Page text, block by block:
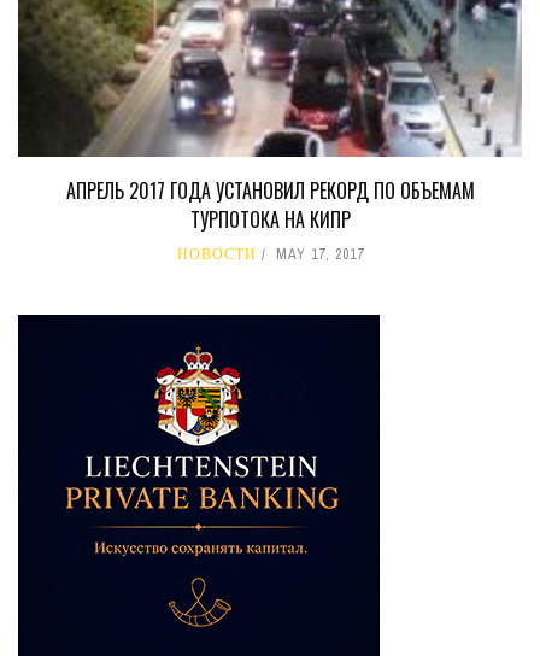
АПРЕЛЬ 2017 ГОДА УСТАНОВИЛ РЕКОРД ПО ОБЪЕМАМ
ТУРПОТОКА НА КИПР
НОВОСТИ MAY 17, 2017